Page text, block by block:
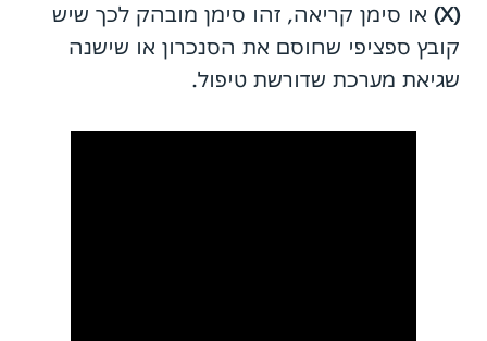
(X)
או סימן קריאה, זהו סימן מובהק לכך שיש
קובץ ספציפי שחוסם את הסנכרון או שישנה
שגיאת מערכת שדורשת טיפול.